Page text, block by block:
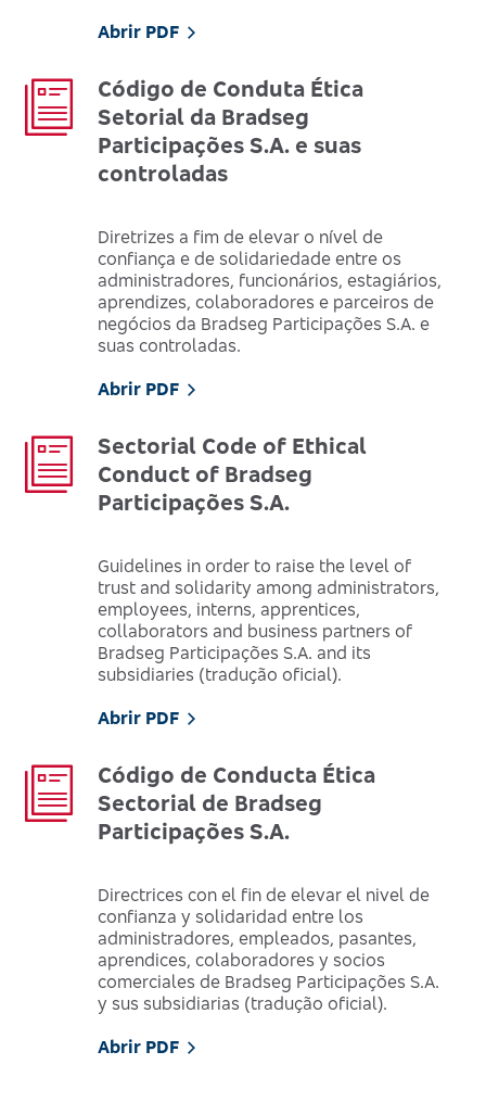
Abrir PDF
Código de Conduta Ética
Setorial da Bradseg
Participações S.A. e suas
controladas
Diretrizes a fim de elevar o nível de
confiança e de solidariedade entre os
administradores, funcionários, estagiários,
aprendizes, colaboradores e parceiros de
negócios da Bradseg Participações S.A. e
suas controladas.
Abrir PDF
Sectorial Code of Ethical
Conduct of Bradseg
Participações S.A.
Guidelines in order to raise the level of
trust and solidarity among administrators,
employees, interns, apprentices,
collaborators and business partners of
Bradseg Participações S.A. and its
subsidiaries (tradução oficial).
Abrir PDF
Código de Conducta Ética
Sectorial de Bradseg
Participações S.A.
Directrices con el fin de elevar el nivel de
confianza y solidaridad entre los
administradores, empleados, pasantes,
aprendices, colaboradores y socios
comerciales de Bradseg Participações S.A.
y sus subsidiarias (tradução oficial).
Abrir PDF